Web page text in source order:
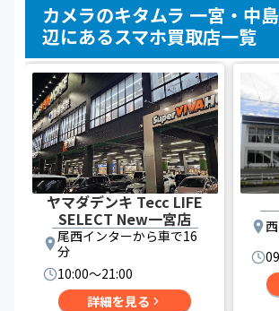
カメラのキタムラ 一宮・中
辺にあるスマホ買取店一覧
ヤマダデンキ Tecc LIFE
SELECT New一宮店
尾西インターから車で16
分
10:00〜21:00
詳細を見る